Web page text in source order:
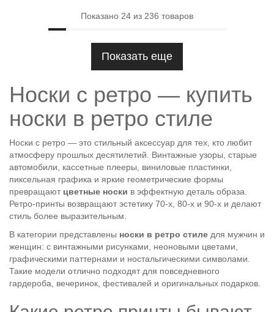
Показано 24 из 236 товаров
Показать еще
Носки с ретро — купить
носки в ретро стиле
Носки с ретро — это стильный аксессуар для тех, кто любит
атмосферу прошлых десятилетий. Винтажные узоры, старые
автомобили, кассетные плееры, виниловые пластинки,
пиксельная графика и яркие геометрические формы
превращают цветные носки в эффектную деталь образа.
Ретро-принты возвращают эстетику 70-х, 80-х и 90-х и делают
стиль более выразительным.
В категории представлены носки в ретро стиле для мужчин и
женщин: с винтажными рисунками, неоновыми цветами,
графическими паттернами и ностальгическими символами.
Такие модели отлично подходят для повседневного
гардероба, вечеринок, фестивалей и оригинальных подарков.